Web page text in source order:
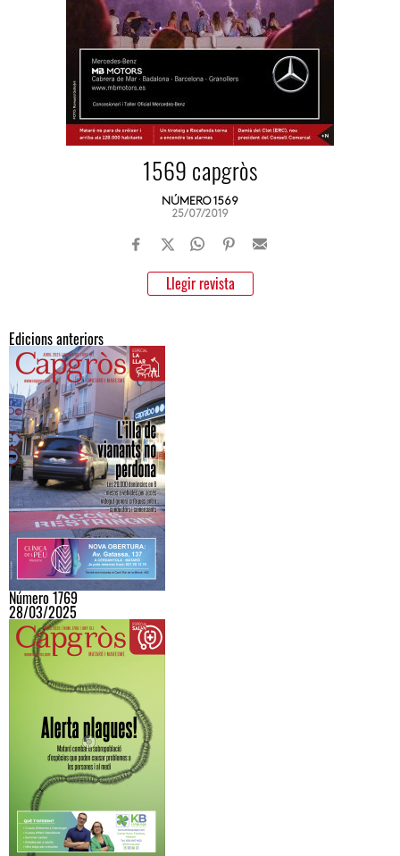
1569 capgròs
NÚMERO 1569
25/07/2019
Llegir revista
Edicions anteriors
Número 1769
28/03/2025